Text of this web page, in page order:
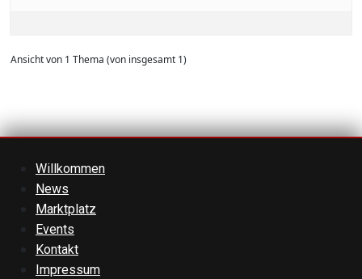
Ansicht von 1 Thema (von insgesamt 1)
Willkommen
News
Marktplatz
Events
Kontakt
Impressum